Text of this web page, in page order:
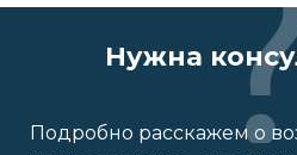
Нужна
Подробно расскажем о